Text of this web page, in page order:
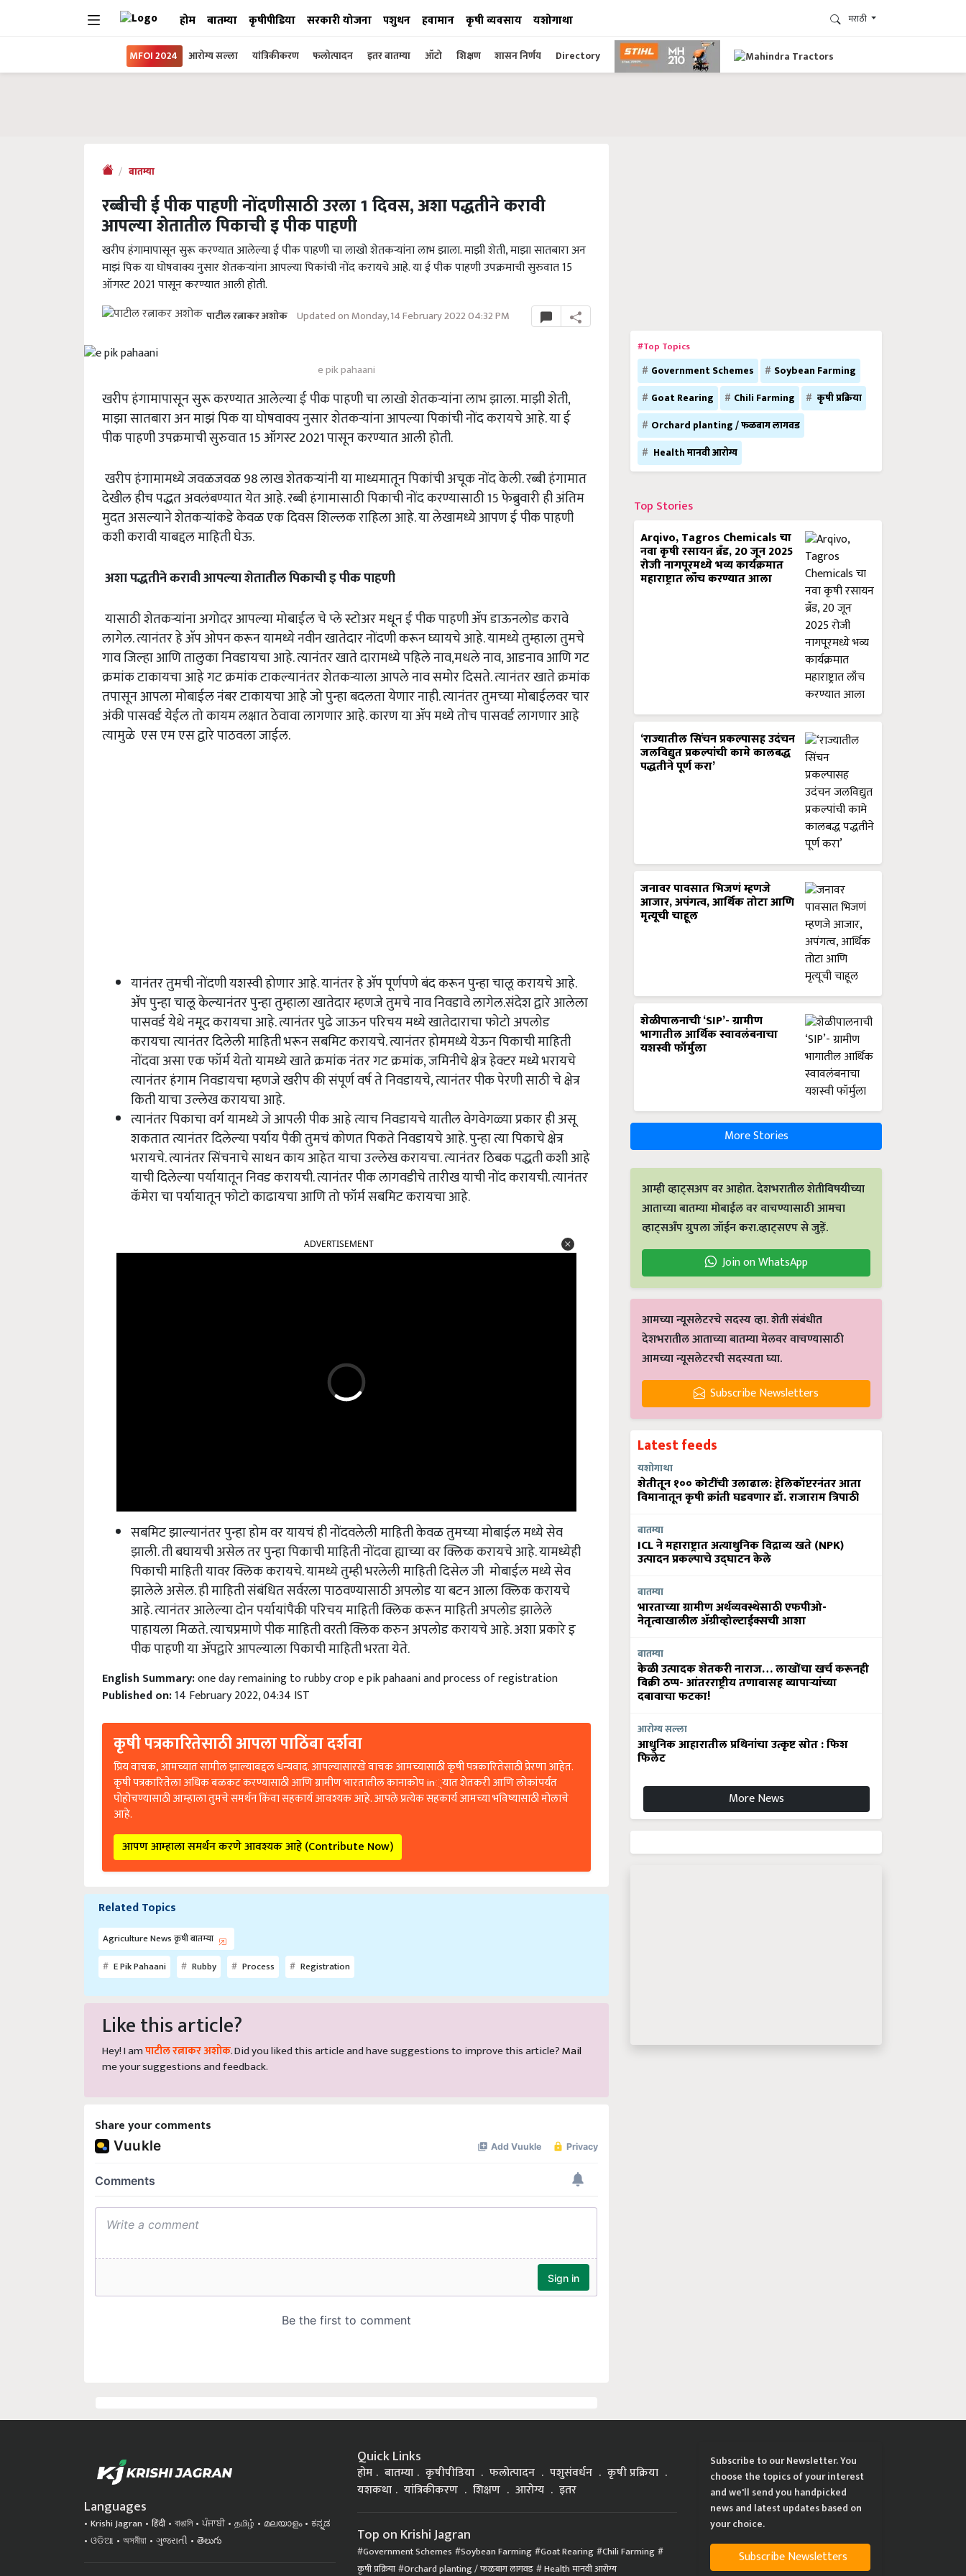
होम बातम्या कृषीपीडिया सरकारी योजना पशुधन हवामान कृषी व्यवसाय यशोगाथा मराठी
MFOI 2024 आरोग्य सल्ला यांत्रिकीकरण फलोत्पादन इतर बातम्या ऑटो शिक्षण शासन निर्णय Directory
बातम्या
रब्बीची ई पीक पाहणी नोंदणीसाठी उरला 1 दिवस, अशा पद्धतीने करावी
आपल्या शेतातील पिकाची इ पीक पाहणी
खरीप हंगामापासून सुरू करण्यात आलेल्या ई पीक पाहणी चा लाखो शेतकऱ्यांना लाभ झाला. माझी शेती, माझा सातबारा अन
माझं पिक या घोषवाक्य नुसार शेतकऱ्यांना आपल्या पिकांची नोंद करायचे आहे. या ई पीक पाहणी उपक्रमाची सुरुवात 15
ऑगस्ट 2021 पासून करण्यात आली होती.
पाटील रत्नाकर अशोक Updated on Monday, 14 February 2022 04:32 PM
e pik pahaani
खरीप हंगामापासून सुरू करण्यात आलेल्या ई पीक पाहणी चा लाखो शेतकऱ्यांना लाभ झाला. माझी शेती,
माझा सातबारा अन माझं पिक या घोषवाक्य नुसार शेतकऱ्यांना आपल्या पिकांची नोंद करायचे आहे. या ई
पीक पाहणी उपक्रमाची सुरुवात 15 ऑगस्ट 2021 पासून करण्यात आली होती.
खरीप हंगामामध्ये जवळजवळ 98 लाख शेतकऱ्यांनी या माध्यमातून पिकांची अचूक नोंद केली. रब्बी हंगामात
देखील हीच पद्धत अवलंबण्यात येत आहे. रब्बी हंगामासाठी पिकाची नोंद करण्यासाठी 15 फेब्रुवारी ही अंतिम
मुदत असल्याने शेतकऱ्यांकडे केवळ एक दिवस शिल्लक राहिला आहे. या लेखामध्ये आपण ई पीक पाहणी
कशी करावी याबद्दल माहिती घेऊ.
अशा पद्धतीने करावी आपल्या शेतातील पिकाची इ पीक पाहणी
यासाठी शेतकऱ्यांना अगोदर आपल्या मोबाईल चे प्ले स्टोअर मधून ई पीक पाहणी ॲप डाऊनलोड करावे
लागेल. त्यानंतर हे ॲप ओपन करून यामध्ये नवीन खातेदार नोंदणी करून घ्यायचे आहे. यामध्ये तुम्हाला तुमचे
गाव जिल्हा आणि तालुका निवडायचा आहे. त्यानंतर खाते दारामध्ये पहिले नाव,मधले नाव, आडनाव आणि गट
क्रमांक टाकायचा आहे गट क्रमांक टाकल्यानंतर शेतकऱ्याला आपले नाव समोर दिसते. त्यानंतर खाते क्रमांक
तपासून आपला मोबाईल नंबर टाकायचा आहे जो पुन्हा बदलता येणार नाही. त्यानंतर तुमच्या मोबाईलवर चार
अंकी पासवर्ड येईल तो कायम लक्षात ठेवावा लागणार आहे. कारण या ॲप मध्ये तोच पासवर्ड लागणार आहे
त्यामुळे एस एम एस द्वारे पाठवला जाईल.
यानंतर तुमची नोंदणी यशस्वी होणार आहे. यानंतर हे ॲप पूर्णपणे बंद करून पुन्हा चालू करायचे आहे.
ॲप पुन्हा चालू केल्यानंतर पुन्हा तुम्हाला खातेदार म्हणजे तुमचे नाव निवडावे लागेल.संदेश द्वारे आलेला
पासवर्ड येथे नमूद करायचा आहे. त्यानंतर पुढे जाऊन परिचय मध्ये खातेदाराचा फोटो अपलोड
करायचा त्यानंतर दिलेली माहिती भरून सबमिट करायचे. त्यानंतर होममध्ये येऊन पिकाची माहिती
नोंदवा असा एक फॉर्म येतो यामध्ये खाते क्रमांक नंतर गट क्रमांक, जमिनीचे क्षेत्र हेक्टर मध्ये भरायचे
त्यानंतर हंगाम निवडायचा म्हणजे खरीप की संपूर्ण वर्ष ते निवडायचे, त्यानंतर पीक पेरणी साठी चे क्षेत्र
किती याचा उल्लेख करायचा आहे.
त्यानंतर पिकाचा वर्ग यामध्ये जे आपली पीक आहे त्याच निवडायचे यातील वेगवेगळ्या प्रकार ही असू
शकतात त्यानंतर दिलेल्या पर्याय पैकी तुमचं कोणत पिकते निवडायचे आहे. पुन्हा त्या पिकाचे क्षेत्र
भरायचे. त्यानंतर सिंचनाचे साधन काय आहेत याचा उल्लेख करायचा. त्यानंतर ठिबक पद्धती कशी आहे
याची दिलेल्या पर्यायातून निवड करायची. त्यानंतर पीक लागवडीचे तारीख याची नोंद करायची. त्यानंतर
कॅमेरा चा पर्यायातून फोटो काढायचा आणि तो फॉर्म सबमिट करायचा आहे.
सबमिट झाल्यानंतर पुन्हा होम वर यायचं ही नोंदवलेली माहिती केवळ तुमच्या मोबाईल मध्ये सेव
झाली. ती बघायची असेल तर पुन्हा पिकाची माहिती नोंदवा ह्याच्या वर क्लिक करायचे आहे. यामध्येही
पिकाची माहिती यावर क्लिक करायचे. यामध्ये तुम्ही भरलेली माहिती दिसेल जी मोबाईल मध्ये सेव
झालेले असेल. ही माहिती संबंधित सर्वरला पाठवण्यासाठी अपलोड या बटन आला क्लिक करायचे
आहे. त्यानंतर आलेल्या दोन पर्यायांपैकी परिचय माहिती क्लिक करून माहिती अपलोड झालेले
पाहायला मिळते. त्याचप्रमाणे पीक माहिती वरती क्लिक करुन अपलोड करायचे आहे. अशा प्रकारे इ
पीक पाहणी या ॲपद्वारे आपल्याला पिकाची माहिती भरता येते.
one day remaining to rubby crop e pik pahaani and process of registration
Published on:14 February 2022, 04:34 IST
कृषी पत्रकारितेसाठी आपला पाठिंबा दर्शवा
प्रिय वाचक, आमच्यात सामील झाल्याबद्दल धन्यवाद. आपल्यासारखे वाचक आमच्यासाठी कृषी पत्रकारितेसाठी प्रेरणा आहेत.
कृषी पत्रकारितेला अधिक बळकट करण्यासाठी आणि ग्रामीण भारतातील कानाकोप in्यात शेतकरी आणि लोकांपर्यंत
पोहोचण्यासाठी आम्हाला तुमचे समर्थन किंवा सहकार्य आवश्यक आहे. आपले प्रत्येक सहकार्य आमच्या भविष्यासाठी मोलाचे
आहे.
आपण आम्हाला समर्थन करणे आवश्यक आहे (Contribute Now)
Related Topics
E Pik Pahaani
Rubby
Like this article?
Hey! I amपाटील रत्नाकर अशोक. Did you liked this article and have suggestions to improve this article?
me your suggestions and feedback.
#Top Topics
Government Schemes
Soybean Farming
Goat Rearing
Chili Farming
कृषी प्रक्रिया
Orchard planting / फळबाग लागवड
Health मानवी आरोग्य
Top Stories
Arqivo, Tagros Chemicals चा
नवा कृषी रसायन ब्रँड, 20 जून 2025
रोजी नागपूरमध्ये भव्य कार्यक्रमात
महाराष्ट्रात लाँच करण्यात आला
‘राज्यातील सिंचन प्रकल्पासह उदंचन
जलविद्युत प्रकल्पांची कामे कालबद्ध
पद्धतीने पूर्ण करा’
जनावर पावसात भिजणं म्हणजे
आजार, अपंगत्व, आर्थिक तोटा आणि
मृत्यूची चाहूल
शेळीपालनाची ‘SIP’- ग्रामीण
भागातील आर्थिक स्वावलंबनाचा
यशस्वी फॉर्मुला
More Stories
आम्ही व्हाट्सअप वर आहोत. देशभरातील शेतीविषयीच्या
आताच्या बातम्या मोबाईल वर वाचण्यासाठी आमचा
व्हाट्सअँप ग्रुपला जॉईन करा.व्हाट्सएप से जुड़ें.
Join on WhatsApp
आमच्या न्यूसलेटरचे सदस्य व्हा. शेती संबंधीत
देशभरातील आताच्या बातम्या मेलवर वाचण्यासाठी
आमच्या न्यूसलेटरची सदस्यता घ्या.
Subscribe Newsletters
Latest feeds
यशोगाथा
शेतीतून १०० कोटींची उलाढाल: हेलिकॉप्टरनंतर आता
विमानातून कृषी क्रांती घडवणार डॉ. राजाराम त्रिपाठी
बातम्या
ICL ने महाराष्ट्रात अत्याधुनिक विद्राव्य खते (NPK)
उत्पादन प्रकल्पाचे उद्घाटन केले
बातम्या
भारताच्या ग्रामीण अर्थव्यवस्थेसाठी एफपीओ-
नेतृत्वाखालील अ‍ॅग्रीव्होल्टाईक्सची आशा
बातम्या
केळी उत्पादक शेतकरी नाराज… लाखोंचा खर्च करूनही
विक्री ठप्प- आंतरराष्ट्रीय तणावासह व्यापाऱ्यांच्या
दबावाचा फटका!
आरोग्य सल्ला
आधुनिक आहारातील प्रथिनांचा उत्कृष्ट स्रोत : फिश
फिलेट
More News
Languages
Krishi Jagran
ଓଡିଆ
অসমীয়া ગુજરાતી తెలుగు
होम बातम्या
यशकथा
यांत्रिकीकरण शिक्षण आरोग्य इतर
Government Schemes Soybean Farming
कृषी प्रक्रिया Orchard planting / फळबाग लागवड Health मानवी आरोग्य
choose the topics of your interest
and we'll send you handpicked
news and latest updates based on
your choice.
Subscribe Newsletters